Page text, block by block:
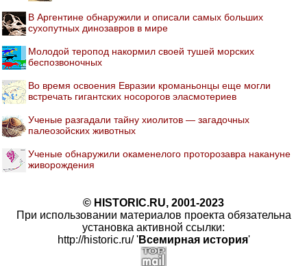
В Аргентине обнаружили и описали самых больших
сухопутных динозавров в мире
Молодой теропод накормил своей тушей морских
беспозвоночных
Во время освоения Евразии кроманьонцы еще могли
встречать гигантских носорогов эласмотериев
Ученые разгадали тайну хиолитов — загадочных
палеозойских животных
Ученые обнаружили окаменелого проторозавра накануне
живорождения
© HISTORIC.RU, 2001-2023
При использовании материалов проекта обязательна
установка активной ссылки:
http://historic.ru/ 'Всемирная история'